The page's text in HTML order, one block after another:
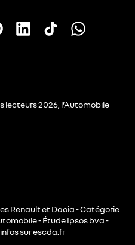
lecteurs 2026, l’Automobile
Renault et Dacia - Catégorie
- Étude Ipsos bva -
sur escda.fr